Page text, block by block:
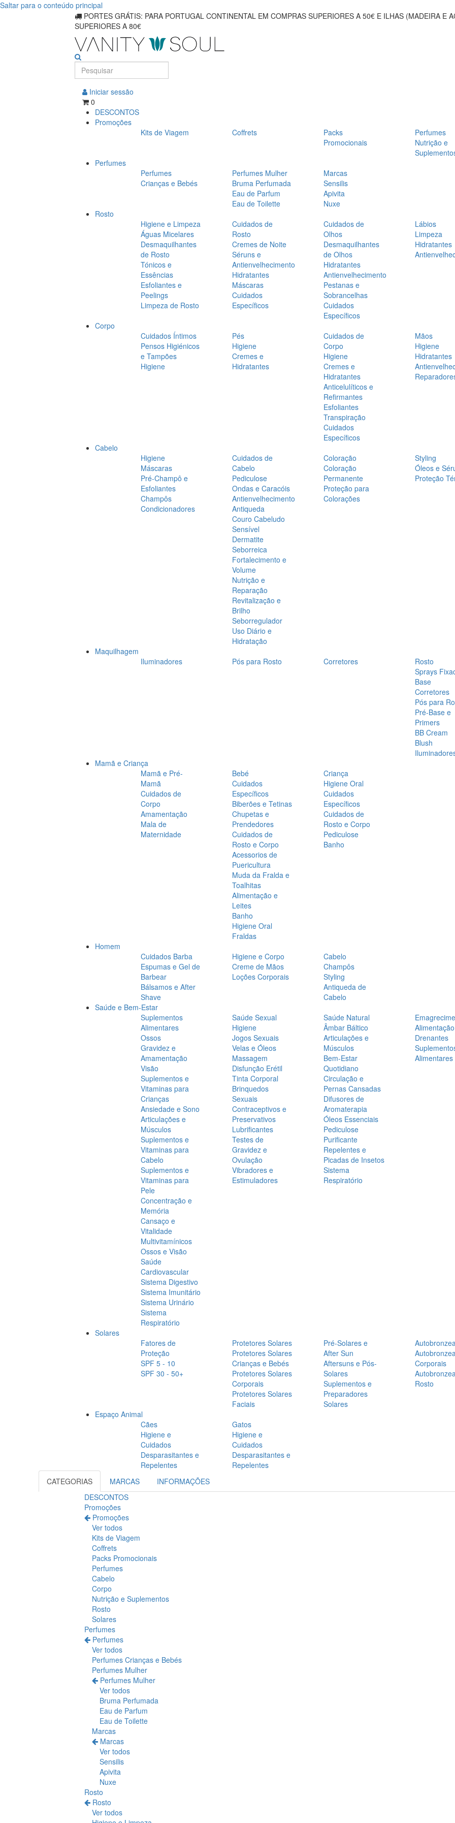
Saltar para o conteúdo principal
PORTES GRÁTIS: PARA PORTUGAL CONTINENTAL EM COMPRAS SUPERIORES A 50€ E ILHAS (MADEIRA E
SUPERIORES A 80€
Iniciar sessão
0
DESCONTOS
Promoções
Kits de Viagem
Coffrets
Packs
Promocionais
Perfumes
Nutrição e
Perfumes
Perfumes
Crianças e Bebés
Perfumes Mulher
Bruma Perfumada
Eau de Parfum
Eau de Toilette
Marcas
Sensilis
Apivita
Nuxe
Rosto
Higiene e Limpeza
Águas Micelares
Desmaquilhantes
de Rosto
Tónicos e
Essências
Esfoliantes e
Peelings
Limpeza de Rosto
Cuidados de
Rosto
Cremes de Noite
Séruns e
Antienvelhecimento
Hidratantes
Máscaras
Cuidados
Específicos
Cuidados de
Olhos
Desmaquilhantes
de Olhos
Hidratantes
Antienvelhecimento
Pestanas e
Sobrancelhas
Cuidados
Específicos
Lábios
Limpeza
Hidratantes
Corpo
Cuidados Íntimos
Pensos Higiénicos
e Tampões
Higiene
Pés
Higiene
Cremes e
Hidratantes
Cuidados de
Corpo
Higiene
Cremes e
Hidratantes
Anticelulíticos e
Refirmantes
Esfoliantes
Transpiração
Cuidados
Específicos
Mãos
Higiene
Hidratantes
Cabelo
Higiene
Máscaras
Pré-Champô e
Esfoliantes
Champôs
Condicionadores
Cuidados de
Cabelo
Pediculose
Ondas e Caracóis
Antienvelhecimento
Antiqueda
Couro Cabeludo
Sensível
Dermatite
Seborreica
Fortalecimento e
Volume
Nutrição e
Reparação
Revitalização e
Brilho
Seborregulador
Uso Diário e
Hidratação
Coloração
Coloração
Permanente
Proteção para
Colorações
Styling
Óleos e
Proteção
Maquilhagem
Iluminadores
Pós para Rosto Corretores
Rosto
Sprays
Base
Corretores
Pós para
Pré-Base e
Primers
BB Cream
Blush
Mamã e Criança
Mamã e Pré-
Mamã
Cuidados de
Corpo
Amamentação
Mala de
Maternidade
Bebé
Cuidados
Específicos
Biberões e Tetinas
Chupetas e
Prendedores
Cuidados de
Rosto e Corpo
Acessorios de
Puericultura
Muda da Fralda e
Toalhitas
Alimentação e
Leites
Banho
Higiene Oral
Fraldas
Criança
Higiene Oral
Cuidados
Específicos
Cuidados de
Rosto e Corpo
Pediculose
Banho
Homem
Cuidados Barba
Espumas e Gel de
Barbear
Bálsamos e After
Shave
Higiene e Corpo
Creme de Mãos
Loções Corporais
Cabelo
Champôs
Styling
Antiqueda de
Cabelo
Saúde e Bem-Estar
Suplementos
Alimentares
Ossos
Gravidez e
Amamentação
Visão
Suplementos e
Vitaminas para
Crianças
Ansiedade e Sono
Articulações e
Músculos
Suplementos e
Vitaminas para
Cabelo
Suplementos e
Vitaminas para
Pele
Concentração e
Memória
Cansaço e
Vitalidade
Multivitamínicos
Ossos e Visão
Saúde
Cardiovascular
Sistema Digestivo
Sistema Imunitário
Sistema Urinário
Sistema
Respiratório
Saúde Sexual
Higiene
Jogos Sexuais
Velas e Óleos
Massagem
Disfunção Erétil
Tinta Corporal
Brinquedos
Sexuais
Contraceptivos e
Preservativos
Lubrificantes
Testes de
Gravidez e
Ovulação
Vibradores e
Estimuladores
Saúde Natural
Âmbar Báltico
Articulações e
Músculos
Bem-Estar
Quotidiano
Circulação e
Pernas Cansadas
Difusores de
Aromaterapia
Óleos Essenciais
Pediculose
Purificante
Repelentes e
Picadas de Insetos
Sistema
Respiratório
Alimentação
Drenantes
Alimentares
Solares
Fatores de
Proteção
SPF 5 - 10
SPF 30 - 50+
Protetores Solares
Protetores Solares
Crianças e Bebés
Protetores Solares
Corporais
Protetores Solares
Faciais
Pré-Solares e
After Sun
Aftersuns e Pós-
Solares
Suplementos e
Preparadores
Solares
Corporais
Rosto
Espaço Animal
Cães
Higiene e
Cuidados
Desparasitantes e
Repelentes
Gatos
Higiene e
Cuidados
Desparasitantes e
Repelentes
CATEGORIAS
MARCAS
INFORMAÇÕES
DESCONTOS
Promoções
Promoções
Ver todos
Kits de Viagem
Coffrets
Packs Promocionais
Perfumes
Cabelo
Corpo
Nutrição e Suplementos
Rosto
Solares
Perfumes
Perfumes
Ver todos
Perfumes Crianças e Bebés
Perfumes Mulher
Perfumes Mulher
Ver todos
Bruma Perfumada
Eau de Parfum
Eau de Toilette
Marcas
Marcas
Ver todos
Sensilis
Apivita
Nuxe
Rosto
Rosto
Ver todos